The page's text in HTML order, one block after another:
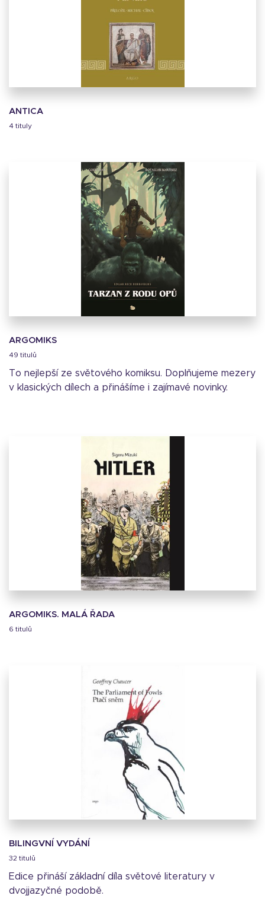
ANTICA
4 tituly
ARGOMIKS
49 titulů
To nejlepší ze světového komiksu. Doplňujeme mezery
v klasických dílech a přinášíme i zajímavé novinky.
ARGOMIKS. MALÁ ŘADA
6 titulů
BILINGVNÍ VYDÁNÍ
32 titulů
Edice přináší základní díla světové literatury v
dvojjazyčné podobě.